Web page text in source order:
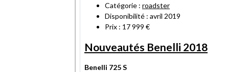
Catégorie : roadster
Disponibilité : avril 2019
Prix : 17 999 €
Nouveautés Benelli 2018
Benelli 725 S